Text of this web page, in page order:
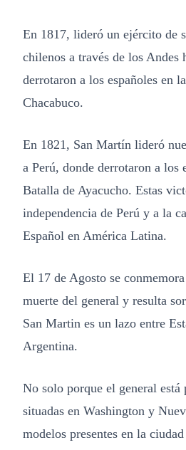
En 1817, lideró un ejército de
chilenos a través de los Andes
derrotaron a los españoles en
Chacabuco.
En 1821, San Martín lideró
a Perú, donde derrotaron a los
Batalla de Ayacucho. Estas
independencia de Perú y a la
Español en América Latina.
El 17 de Agosto se
muerte del general y resulta
San Martin es un lazo entre
Argentina.
No solo porque el general está
situadas en Washington y
modelos presentes en la